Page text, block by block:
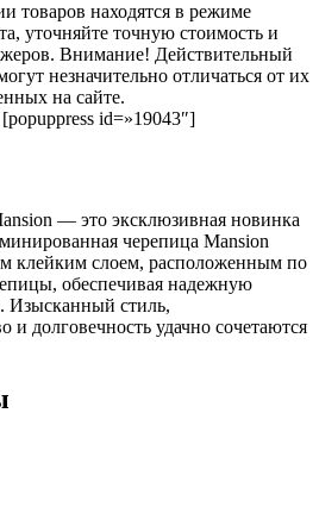
товаров находятся в режиме
уточняйте точную стоимость и
Внимание! Действительный
незначительно отличаться от их
на сайте.
id=»19043″]
— это эксклюзивная новинка
черепица Mansion
клейким слоем, расположенным по
обеспечивая надежную
Изысканный стиль,
и долговечность удачно сочетаются